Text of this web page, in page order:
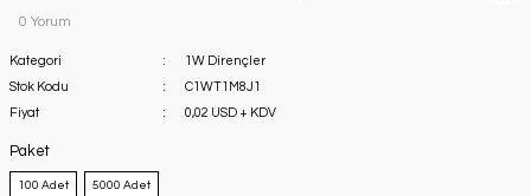
0 Yorum
Kategori
1W Dirençler
Stok Kodu
C1WT1M8J1
Fiyat
0,02 USD + KDV
Paket
100 Adet 5000 Adet